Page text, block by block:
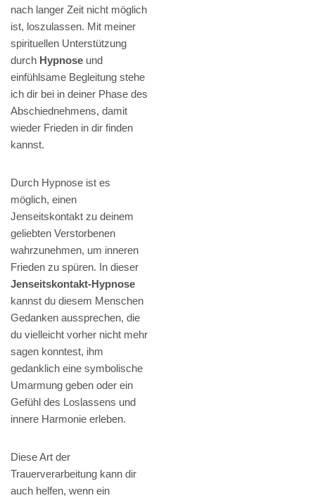
nach langer Zeit nicht möglich
ist, loszulassen. Mit meiner
spirituellen Unterstützung
durch Hypnose und
einfühlsame Begleitung stehe
ich dir bei in deiner Phase des
Abschiednehmens, damit
wieder Frieden in dir finden
kannst.
Durch Hypnose ist es
möglich, einen
Jenseitskontakt zu deinem
geliebten Verstorbenen
wahrzunehmen, um inneren
Frieden zu spüren. In dieser
Jenseitskontakt-Hypnose
kannst du diesem Menschen
Gedanken aussprechen, die
du vielleicht vorher nicht mehr
sagen konntest, ihm
gedanklich eine symbolische
Umarmung geben oder ein
Gefühl des Loslassens und
innere Harmonie erleben.
Diese Art der
Trauerverarbeitung kann dir
auch helfen, wenn ein